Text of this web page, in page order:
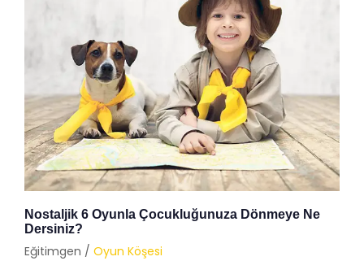
Nostaljik 6 Oyunla Çocukluğunuza Dönmeye Ne
Dersiniz?
Eğitimgen / Oyun Köşesi